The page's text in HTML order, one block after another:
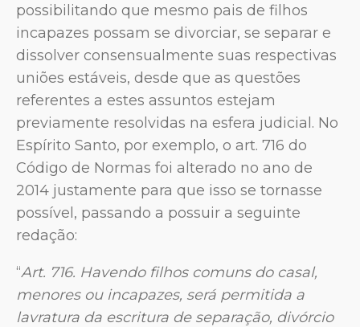
possibilitando que mesmo pais de filhos
incapazes possam se divorciar, se separar e
dissolver consensualmente suas respectivas
uniões estáveis, desde que as questões
referentes a estes assuntos estejam
previamente resolvidas na esfera judicial. No
Espírito Santo, por exemplo, o art. 716 do
Código de Normas foi alterado no ano de
2014 justamente para que isso se tornasse
possível, passando a possuir a seguinte
redação:
“Art. 716. Havendo filhos comuns do casal,
menores ou incapazes, será permitida a
lavratura da escritura de separação, divórcio